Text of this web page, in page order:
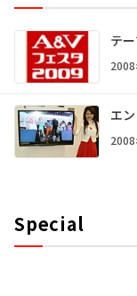
テー
エ
Special